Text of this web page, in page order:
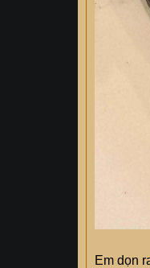
Em dọn